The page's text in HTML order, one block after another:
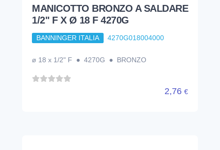
MANICOTTO BRONZO A SALDARE
1/2" F X Ø 18 F 4270G
BANNINGER ITALIA 4270G018004000
ø 18 x 1/2" F ● 4270G ● BRONZO
2,76 €